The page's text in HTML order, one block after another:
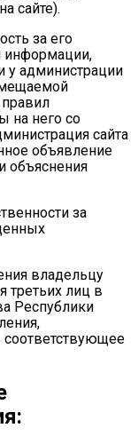
сайте).
за его
информации,
у администрации
на него со
сайта
объявление
объяснения
за
владельцу
третьих лиц в
Республики
соответствующее